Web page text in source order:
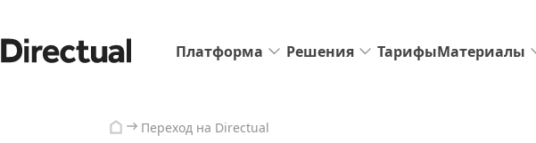
Платформа Решения ТарифыМатериалы
Переход на Directual